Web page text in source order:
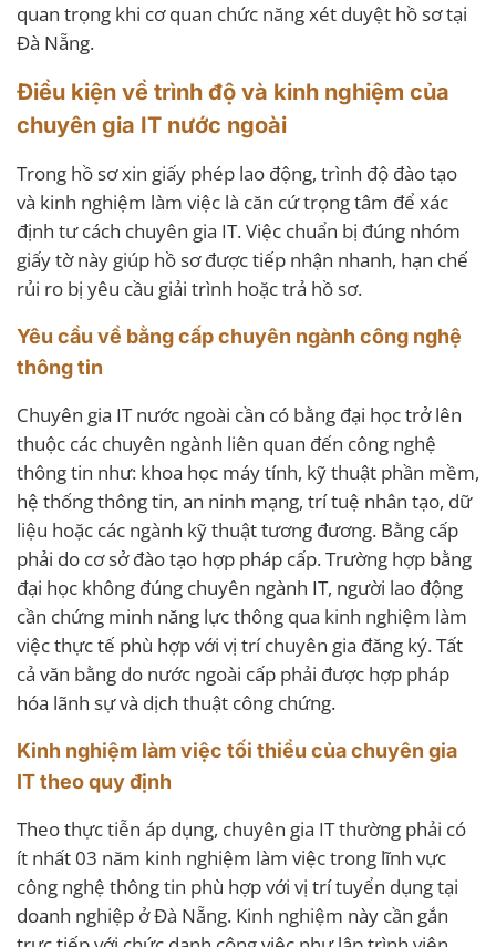
quan trọng khi cơ quan chức năng xét duyệt hồ sơ tại
Đà Nẵng.
Điều kiện về trình độ và kinh nghiệm của
chuyên gia IT nước ngoài
Trong hồ sơ xin giấy phép lao động, trình độ đào tạo
và kinh nghiệm làm việc là căn cứ trọng tâm để xác
định tư cách chuyên gia IT. Việc chuẩn bị đúng nhóm
giấy tờ này giúp hồ sơ được tiếp nhận nhanh, hạn chế
rủi ro bị yêu cầu giải trình hoặc trả hồ sơ.
Yêu cầu về bằng cấp chuyên ngành công nghệ
thông tin
Chuyên gia IT nước ngoài cần có bằng đại học trở lên
thuộc các chuyên ngành liên quan đến công nghệ
thông tin như: khoa học máy tính, kỹ thuật phần mềm,
hệ thống thông tin, an ninh mạng, trí tuệ nhân tạo, dữ
liệu hoặc các ngành kỹ thuật tương đương. Bằng cấp
phải do cơ sở đào tạo hợp pháp cấp. Trường hợp bằng
đại học không đúng chuyên ngành IT, người lao động
cần chứng minh năng lực thông qua kinh nghiệm làm
việc thực tế phù hợp với vị trí chuyên gia đăng ký. Tất
cả văn bằng do nước ngoài cấp phải được hợp pháp
hóa lãnh sự và dịch thuật công chứng.
Kinh nghiệm làm việc tối thiểu của chuyên gia
IT theo quy định
Theo thực tiễn áp dụng, chuyên gia IT thường phải có
ít nhất 03 năm kinh nghiệm làm việc trong lĩnh vực
công nghệ thông tin phù hợp với vị trí tuyển dụng tại
doanh nghiệp ở Đà Nẵng. Kinh nghiệm này cần gắn